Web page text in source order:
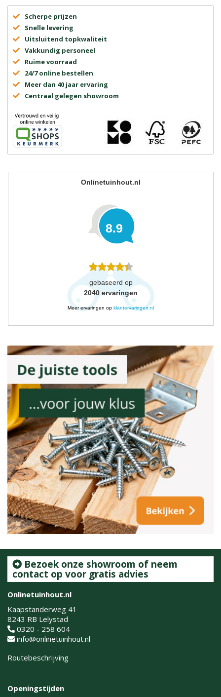
Scherpe prijzen
Snelle levering
Uitsluitend topkwaliteit
Vakkundig personeel
Ruime voorraad
24/7 online bestellen
Meer dan 40 jaar ervaring
Centraal gelegen showroom
Onlinetuinhout.nl
8.9
gebaseerd op
2040 ervaringen
Meer ervaringen op klantervaringen.nl
Bezoek onze showroom of neem
contact op voor gratis advies
Onlinetuinhout.nl
Kaapstanderweg 41
8243 RB Lelystad
0320 - 258 604
info@onlinetuinhout.nl
Routebeschrijving
Openingstijden